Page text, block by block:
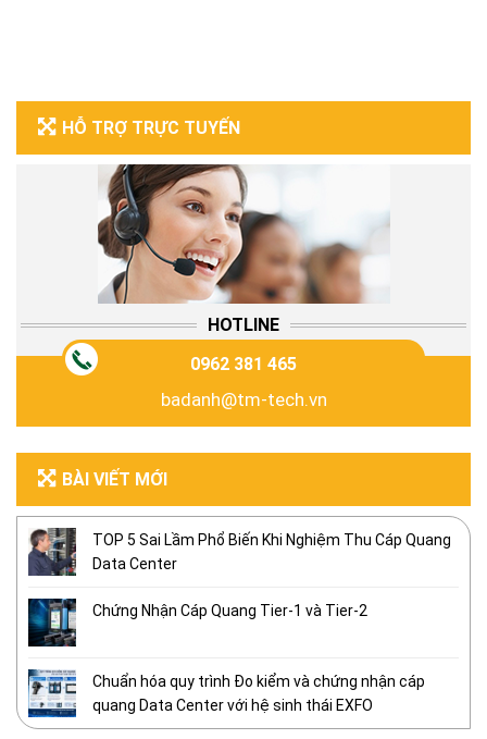
HỖ TRỢ TRỰC TUYẾN
HOTLINE
0962 381 465
badanh@tm-tech.vn
BÀI VIẾT MỚI
TOP 5 Sai Lầm Phổ Biến Khi Nghiệm Thu Cáp Quang
Data Center
Chứng Nhận Cáp Quang Tier-1 và Tier-2
Chuẩn hóa quy trình Đo kiểm và chứng nhận cáp
quang Data Center với hệ sinh thái EXFO